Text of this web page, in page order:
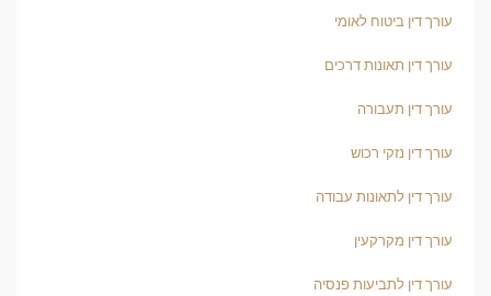
עורך דין ביטוח לאומי
עורך דין תאונות דרכים
עורך דין תעבורה
עורך דין נזקי רכוש
עורך דין לתאונות עבודה
עורך דין מקרקעין
עורך דין לתביעות פנסיה